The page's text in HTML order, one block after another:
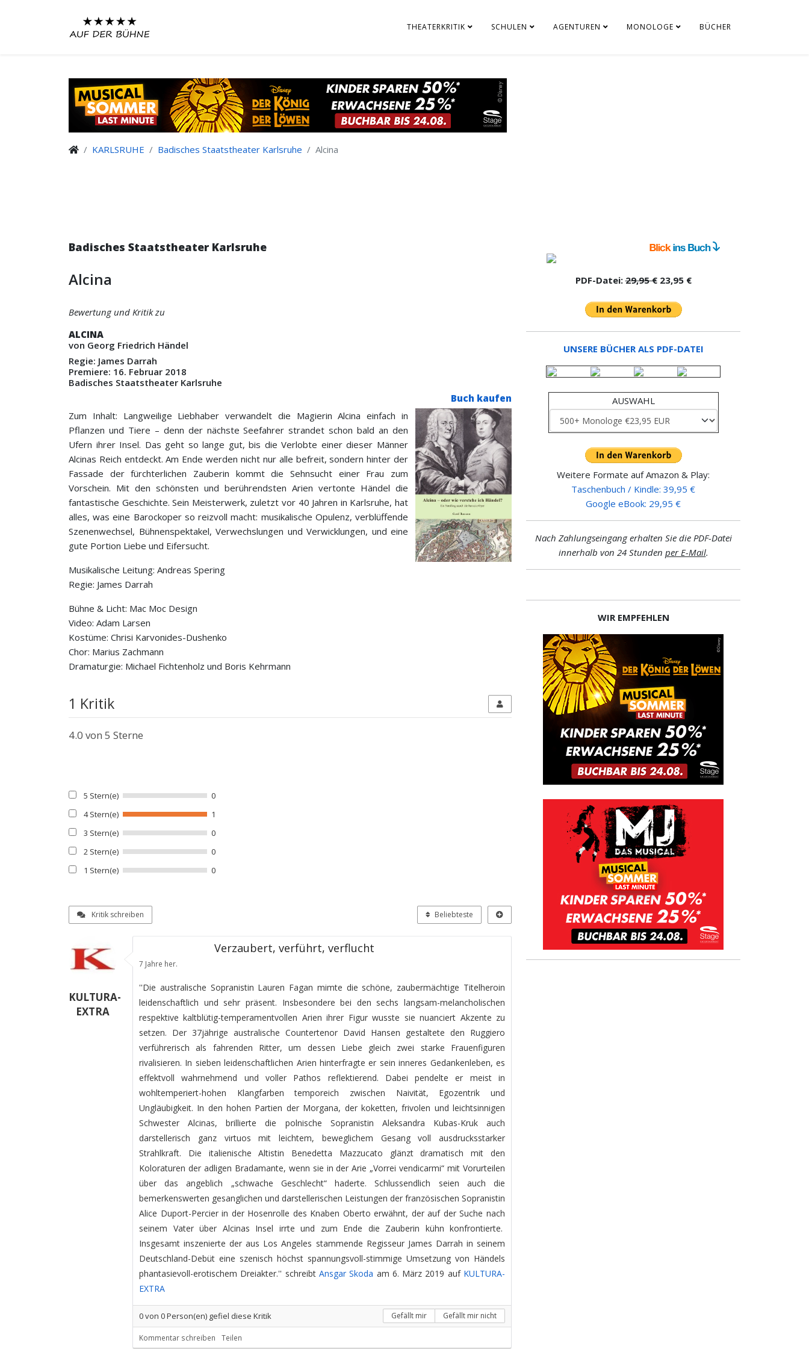
THEATERKRITIK SCHULEN AGENTUREN MONOLOGE BÜCHER
KARLSRUHE Badisches Staatstheater Karlsruhe Alcina
Badisches Staatstheater Karlsruhe
Alcina
Bewertung und Kritik zu
ALCINA
von Georg Friedrich Händel
Regie: James Darrah
Premiere: 16. Februar 2018
Badisches Staatstheater Karlsruhe
Buch kaufen
Zum Inhalt: Langweilige Liebhaber verwandelt die Magierin Alcina einfach in
Pflanzen und Tiere – denn der nächste Seefahrer strandet schon bald an den
Ufern ihrer Insel. Das geht so lange gut, bis die Verlobte einer dieser Männer
Alcinas Reich entdeckt. Am Ende werden nicht nur alle befreit, sondern hinter der
Fassade der fürchterlichen Zauberin kommt die Sehnsucht einer Frau zum
Vorschein. Mit den schönsten und berührendsten Arien vertonte Händel die
fantastische Geschichte. Sein Meisterwerk, zuletzt vor 40 Jahren in Karlsruhe, hat
alles, was eine Barockoper so reizvoll macht: musikalische Opulenz, verblüffende
Szenenwechsel, Bühnenspektakel, Verwechslungen und Verwicklungen, und eine
gute Portion Liebe und Eifersucht.
Musikalische Leitung: Andreas Spering
Regie: James Darrah
Bühne & Licht: Mac Moc Design
Video: Adam Larsen
Kostüme: Chrisi Karvonides-Dushenko
Chor: Marius Zachmann
Dramaturgie: Michael Fichtenholz und Boris Kehrmann
1 Kritik
4.0 von 5 Sterne
5 Stern(e)
0
4 Stern(e)
1
3 Stern(e)
0
2 Stern(e)
0
1 Stern(e)
0
Kritik schreiben Beliebteste
KULTURA-
EXTRA
Verzaubert, verführt, verflucht
7 Jahre her.
''Die australische Sopranistin Lauren Fagan mimte die schöne, zaubermächtige Titelheroin
leidenschaftlich und sehr präsent. Insbesondere bei den sechs langsam-melancholischen
respektive kaltblütig-temperamentvollen Arien ihrer Figur wusste sie nuanciert Akzente zu
setzen. Der 37jährige australische Countertenor David Hansen gestaltete den Ruggiero
verführerisch als fahrenden Ritter, um dessen Liebe gleich zwei starke Frauenfiguren
rivalisieren. In sieben leidenschaftlichen Arien hinterfragte er sein inneres Gedankenleben, es
effektvoll wahrnehmend und voller Pathos reflektierend. Dabei pendelte er meist in
wohltemperiert-hohen Klangfarben temporeich zwischen Naivität, Egozentrik und
Ungläubigkeit. In den hohen Partien der Morgana, der koketten, frivolen und leichtsinnigen
Schwester Alcinas, brillierte die polnische Sopranistin Aleksandra Kubas-Kruk auch
darstellerisch ganz virtuos mit leichtem, beweglichem Gesang voll ausdrucksstarker
Strahlkraft. Die italienische Altistin Benedetta Mazzucato glänzt dramatisch mit den
Koloraturen der adligen Bradamante, wenn sie in der Arie „Vorrei vendicarmi“ mit Vorurteilen
über das angeblich „schwache Geschlecht“ haderte. Schlussendlich seien auch die
bemerkenswerten gesanglichen und darstellerischen Leistungen der französischen Sopranistin
Alice Duport-Percier in der Hosenrolle des Knaben Oberto erwähnt, der auf der Suche nach
seinem Vater über Alcinas Insel irrte und zum Ende die Zauberin kühn konfrontierte.
Insgesamt inszenierte der aus Los Angeles stammende Regisseur James Darrah in seinem
Deutschland-Debüt eine szenisch höchst spannungsvoll-stimmige Umsetzung von Händels
phantasievoll-erotischem Dreiakter.'' schreibt Ansgar Skoda am 6. März 2019 auf KULTURA-
EXTRA
0von 0Person(en) gefiel diese Kritik Gefällt mir Gefällt mir nicht
Kommentar schreiben Teilen
PDF-Datei:29,95 €23,95 €
UNSERE BÜCHER ALS PDF-DATEI
AUSWAHL
Weitere Formate auf Amazon & Play:
Taschenbuch / Kindle: 39,95 €
Google eBook: 29,95 €
Nach Zahlungseingang erhalten Sie die PDF-Datei
innerhalb von 24 Stunden per E-Mail.
WIR EMPFEHLEN